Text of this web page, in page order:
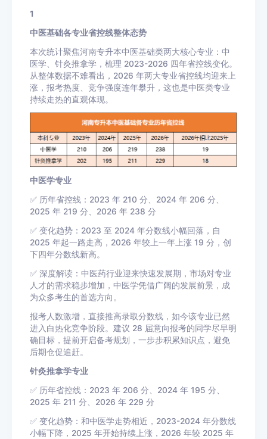
1
中医基础各专业省控线整体态势
本次统计聚焦河南专升本中医基础类两大核心专业：中
医学、针灸推拿学，梳理 2023-2026 四年省控线变化。
从整体数据不难看出，2026 年两大专业省控线均迎来上
涨，报考热度、竞争强度连年攀升，这也是中医类专业
持续走热的直观体现。
中医学专业
✅ 历年省控线：2023 年 210 分、2024 年 206 分、
2025 年 219 分、2026 年 238 分
✅ 变化趋势：2023 至 2024 年分数线小幅回落，自
2025 年起一路走高，2026 年较上一年上涨 19 分，创
下四年分数线新高。
✅ 深度解读：中医药行业迎来快速发展期，市场对专业
人才的需求稳步增加，中医学凭借广阔的发展前景，成
为众多考生的首选方向。
报考人数激增，直接推高录取分数线，如今该专业已然
进入白热化竞争阶段。建议 28 届意向报考的同学尽早明
确目标，提前开启备考规划，一步步积累知识点，避免
后期仓促追赶。
针灸推拿学专业
✅ 历年省控线：2023 年 206 分、2024 年 195 分、
2025 年 211 分、2026 年 229 分
✅ 变化趋势：和中医学走势相近，2023-2024 年分数线
小幅下降，2025 年开始持续上涨，2026 年较 2025 年